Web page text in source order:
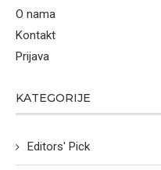
O nama
Kontakt
Prijava
KATEGORIJE
Editors' Pick